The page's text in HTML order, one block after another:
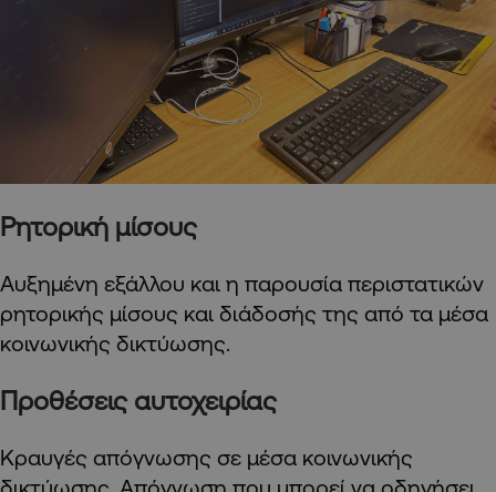
Ρητορική μίσους
Αυξημένη εξάλλου και η παρουσία περιστατικών
ρητορικής μίσους και διάδοσής της από τα μέσα
κοινωνικής δικτύωσης.
Προθέσεις αυτοχειρίας
Κραυγές απόγνωσης σε μέσα κοινωνικής
δικτύωσης. Απόγνωση που μπορεί να οδηγήσει